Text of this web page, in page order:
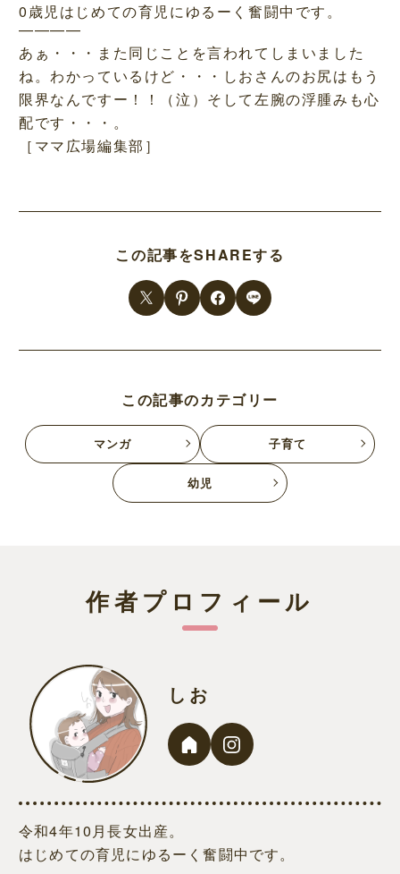
0歳児はじめての育児にゆるーく奮闘中です。
————
あぁ・・・また同じことを言われてしまいました
ね。わかっているけど・・・しおさんのお尻はもう
限界なんですー！！（泣）そして左腕の浮腫みも心
配です・・・。
［ママ広場編集部］
この記事をSHAREする
この記事のカテゴリー
マンガ 子育て
幼児
作者プロフィール
しお
令和4年10月長女出産。
はじめての育児にゆるーく奮闘中です。